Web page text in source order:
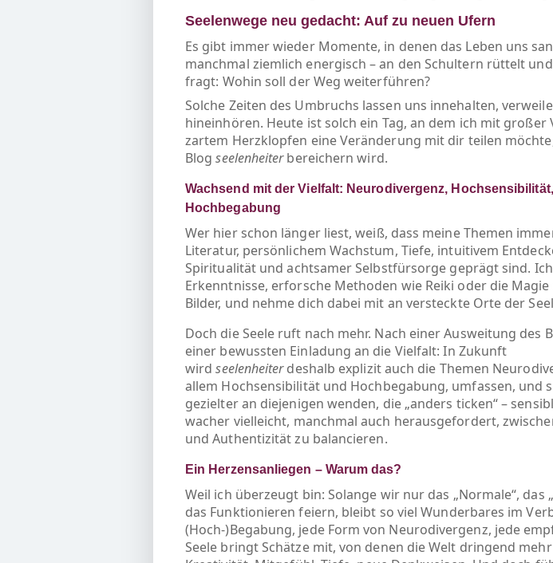
Seelenwege neu gedacht: Auf zu neuen Ufern
Es gibt immer wieder Momente, in denen das Leben uns
manchmal ziemlich energisch – an den Schultern rüttelt
fragt: Wohin soll der Weg weiterführen?
Solche Zeiten des Umbruchs lassen uns innehalten,
hineinhören. Heute ist solch ein Tag, an dem ich mit großer
zartem Herzklopfen eine Veränderung mit dir teilen
Blog seelenheiter bereichern wird.
Wachsend mit der Vielfalt: Neurodivergenz, Hochsensibilität,
Hochbegabung
Wer hier schon länger liest, weiß, dass meine Themen
Literatur, persönlichem Wachstum, Tiefe, intuitivem
Spiritualität und achtsamer Selbstfürsorge geprägt sind.
Erkenntnisse, erforsche Methoden wie Reiki oder die
Bilder, und nehme dich dabei mit an versteckte Orte der
Doch die Seele ruft nach mehr. Nach einer Ausweitung des
einer bewussten Einladung an die Vielfalt: In Zukunft
wird seelenheiter deshalb explizit auch die Themen
allem Hochsensibilitätund Hochbegabung, umfassen, und
gezielter an diejenigen wenden, die „anders ticken“ –
wacher vielleicht, manchmal auch herausgefordert,
und Authentizität zu balancieren.
Ein Herzensanliegen – Warum das?
Weil ich überzeugt bin: Solange wir nur das „Normale“, das
das Funktionieren feiern, bleibt so viel Wunderbares im
(Hoch-)Begabung, jede Form von Neurodivergenz, jede
Seele bringt Schätze mit, von denen die Welt dringend